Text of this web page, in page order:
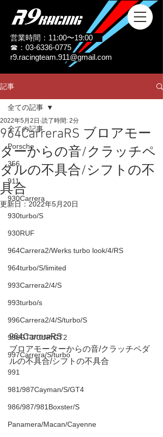
営業時間：11:00〜19:00
☎：03-6336-0775
r9.racingteam.911@gmail.com
記事
全ての記事
Porsche
356
911
930Carrera
930turbo/S
930RUF
964Carrera2/Werks turbo look/4/RS
964turbo/S/limited
993Carrera2/4/S
993turbo/s
996Carrera2/4/S/turbo/S
996GT3/CUP/GT2
997Carrera/S/turbo
991
981/987Cayman/S/GT4
986/987/981Boxster/S
Panamera/Macan/Cayenne
全ての記事
964CarreraRS ブロアモー
ターからの音/クラッチペ
ダルの不具合/シフトの不
具合
2022年5月2日 読了時間: 2分
更新日： 2022年5月20日
964CarreraRS
ブロアモーターからの音/クラッチペダ
ルの不具合/シフトの不具合